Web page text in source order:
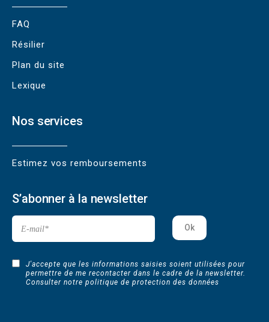
FAQ
Résilier
Plan du site
Lexique
Nos services
Estimez vos remboursements
S’abonner à la newsletter
J'accepte que les informations saisies soient utilisées pour
permettre de me recontacter dans le cadre de la newsletter.
Consulter notre politique de protection des données